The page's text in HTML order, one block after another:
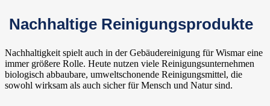
Nachhaltige Reinigungsprodukte
Nachhaltigkeit spielt auch in der Gebäudereinigung für Wismar eine
immer größere Rolle. Heute nutzen viele Reinigungsunternehmen
biologisch abbaubare, umweltschonende Reinigungsmittel, die
sowohl wirksam als auch sicher für Mensch und Natur sind.